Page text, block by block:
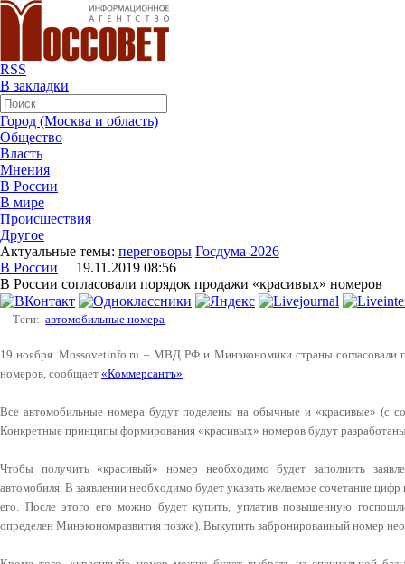
RSS
В закладки
Город (Москва и область)
Общество
Власть
Мнения
В России
В мире
Происшествия
Другое
Актуальные темы: переговоры Госдума-2026
В России 19.11.2019 08:56
В России согласовали порядок продажи «красивых» номеров
Теги: автомобильные номера
19 ноября. Mossovetinfo.ru – МВД РФ и Минэкономики страны согласовали
номеров, сообщает «Коммерсантъ».
Все автомобильные номера будут поделены на обычные и «красивые» (с
Конкретные принципы формирования «красивых» номеров будут
Чтобы получить «красивый» номер необходимо будет заполнить
автомобиля. В заявлении необходимо будет указать желаемое сочетание
его. После этого его можно будет купить, уплатив повышенную
определен Минэкономразвития позже). Выкупить забронированный номер